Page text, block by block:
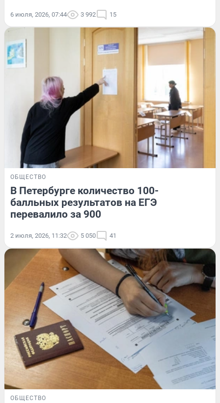
6 июля, 2026, 07:44 3 992 15
ОБЩЕСТВО
В Петербурге количество 100-
балльных результатов на ЕГЭ
перевалило за 900
2 июля, 2026, 11:32 5 050 41
ОБЩЕСТВО